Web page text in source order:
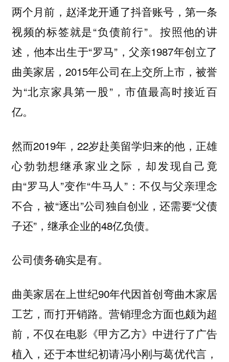
两个月前，赵泽龙开通了抖音账号，第一条
视频的标签就是“负债前行”。按照他的讲
述，他本出生于“罗马”，父亲1987年创立了
曲美家居，2015年公司在上交所上市，被誉
为“北京家具第一股”，市值最高时接近百
亿。
然而2019年，22岁赴美留学归来的他，正雄
心勃勃想继承家业之际，却发现自己竟
由“罗马人”变作“牛马人”：不仅与父亲理念
不合，被“逐出”公司独自创业，还需要“父债
子还”，继承企业的48亿负债。
公司债务确实是有。
曲美家居在上世纪90年代因首创弯曲木家居
工艺，而打开销路。营销理念方面也颇为超
前，不仅在电影《甲方乙方》中进行了广告
植入，还于本世纪初请冯小刚与葛优代言，